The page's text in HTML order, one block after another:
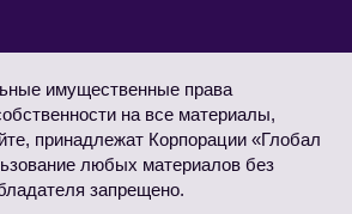
имущественные права
на все материалы,
принадлежат Корпорации «Глобал
любых материалов без
запрещено.